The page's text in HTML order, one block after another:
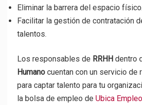
Eliminar la barrera del espacio físico.
Facilitar la gestión de contratación
talentos.
Los responsables de RRHH dentro
Humano cuentan con un servicio de
para captar talento para tu
la bolsa de empleo de Ubica